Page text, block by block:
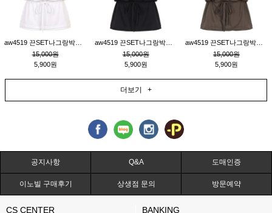
15,000원
5,900원
15,000원
5,900원
15,000원
5,900원
더보기 +
공지사항 Q&A 도매인증
이노빌 구매후기 상생점 문의 방문예약
CS CENTER BANKING